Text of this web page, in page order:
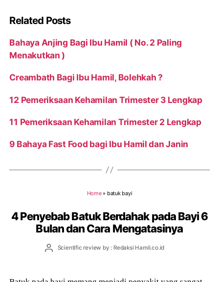
Related Posts
Bahaya Anjing Bagi Ibu Hamil ( No. 2 Paling
Menakutkan )
Creambath Bagi Ibu Hamil, Bolehkah ?
12 Pemeriksaan Kehamilan Trimester 3 Lengkap
11 Pemeriksaan Kehamilan Trimester 2 Lengkap
9 Bahaya Fast Food bagi Ibu Hamil dan Janin
Home» batuk bayi
4 Penyebab Batuk Berdahak pada Bayi 6
Bulan dan Cara Mengatasinya
PostScientific review by : Redaksi Hamil.co.id